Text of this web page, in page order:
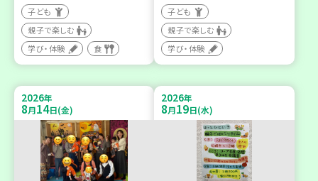
子ども
親子で楽しむ
学び・体験
食
子ども
親子で楽しむ
学び・体験
2026年
8月14日(金)
2026年
8月19日(水)